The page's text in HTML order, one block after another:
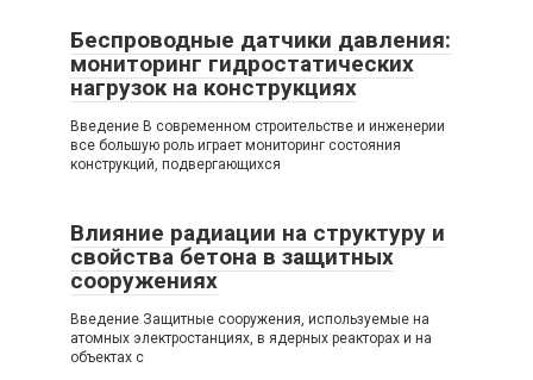
Беспроводные датчики давления:
мониторинг гидростатических
нагрузок на конструкциях
Введение В современном строительстве и инженерии
все большую роль играет мониторинг состояния
конструкций, подвергающихся
Влияние радиации на структуру и
свойства бетона в защитных
сооружениях
Введение Защитные сооружения, используемые на
атомных электростанциях, в ядерных реакторах и на
объектах с